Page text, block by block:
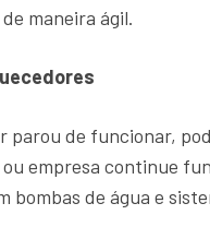
maneira ágil.
parou de funcionar,
empresa continue
bombas de água e